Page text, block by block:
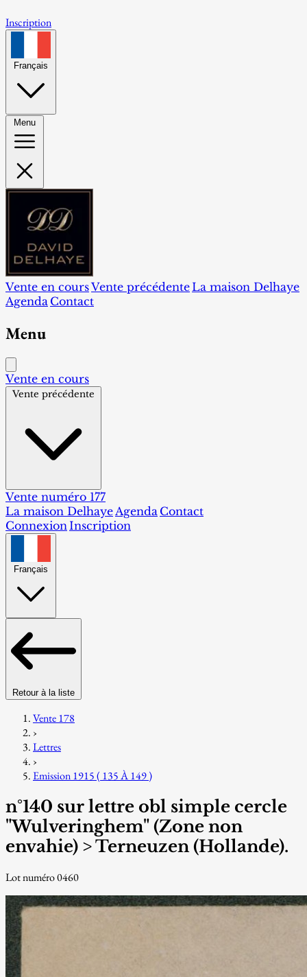
Inscription
Français
Menu
Vente en coursVente précédente La maison Delhaye
Agenda Contact
Menu
Vente en cours
Vente précédente
Vente numéro 177
La maison DelhayeAgenda Contact
ConnexionInscription
Français
Retour à la liste
Vente 178
›
Lettres
›
Emission 1915 ( 135 À 149 )
n°140 sur lettre obl simple cercle
"Wulveringhem" (Zone non
envahie) > Terneuzen (Hollande).
Lot numéro 0460